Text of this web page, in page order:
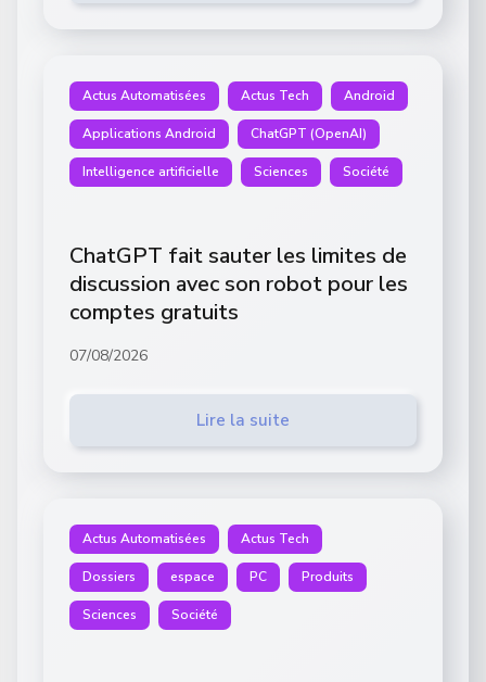
Actus Automatisées Actus Tech Android
Applications Android ChatGPT (OpenAI)
Intelligence artificielle Sciences Société
ChatGPT fait sauter les limites de
discussion avec son robot pour les
comptes gratuits
07/08/2026
Lire la suite
Actus Automatisées Actus Tech
Dossiers espace PC Produits
Sciences Société